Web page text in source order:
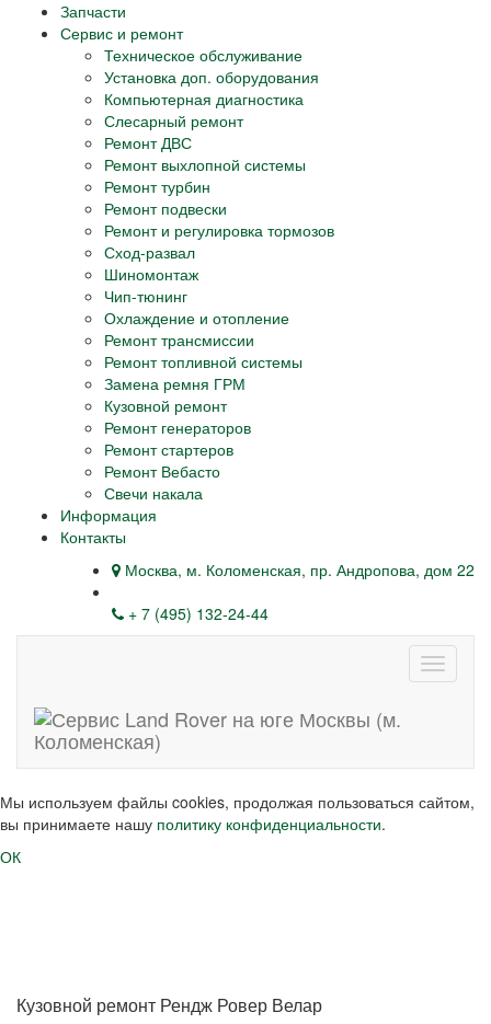
Запчасти
Сервис и ремонт
Техническое обслуживание
Установка доп. оборудования
Компьютерная диагностика
Слесарный ремонт
Ремонт ДВС
Ремонт выхлопной системы
Ремонт турбин
Ремонт подвески
Ремонт и регулировка тормозов
Сход-развал
Шиномонтаж
Чип-тюнинг
Охлаждение и отопление
Ремонт трансмиссии
Ремонт топливной системы
Замена ремня ГРМ
Кузовной ремонт
Ремонт генераторов
Ремонт стартеров
Ремонт Вебасто
Свечи накала
Информация
Контакты
Москва, м. Коломенская, пр. Андропова, дом 22
+ 7 (495) 132-24-44
Мы используем файлы cookies, продолжая пользоваться сайтом,
вы принимаете нашу политику конфиденциальности.
ОК
Кузовной ремонт Рендж Ровер Велар